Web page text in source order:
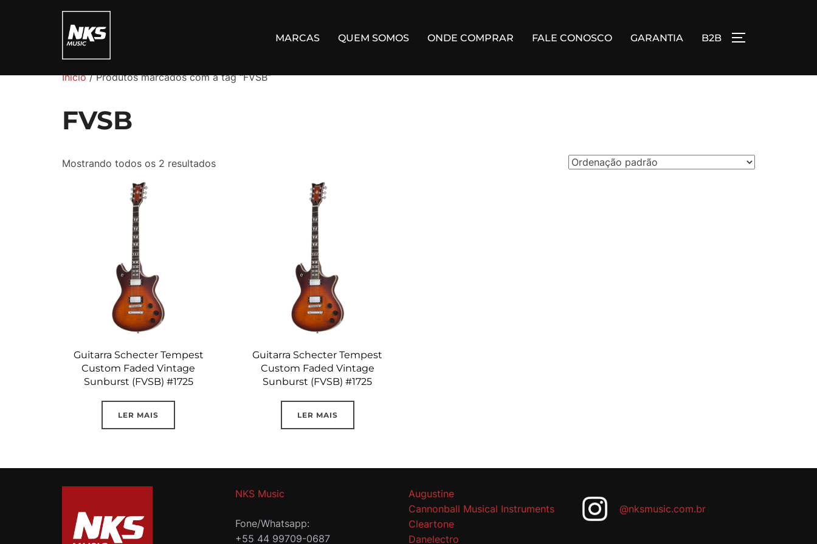
MARCAS QUEM SOMOS ONDE COMPRAR FALE CONOSCO GARANTIA B2B ALTERNAR
Início/ Produtos marcados com a tag “FVSB”
FVSB
Mostrando todos os 2 resultados
Guitarra Schecter Tempest
Custom Faded Vintage
Sunburst (FVSB) #1725
LER MAIS
Guitarra Schecter Tempest
Custom Faded Vintage
Sunburst (FVSB) #1725
LER MAIS
NKS Music
Fone/Whatsapp:
+55 44 99709-0687
Augustine
Cannonball Musical Instruments
Cleartone
Danelectro
@nksmusic.com.br